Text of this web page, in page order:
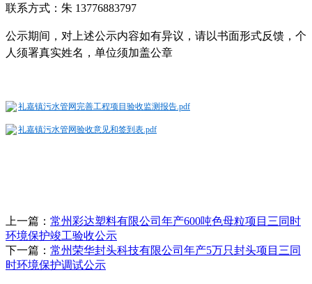
联系方式：朱 13776883797
公示期间，对上述公示内容如有异议，请以书面形式反馈，个
人须署真实姓名，单位须加盖公章
礼嘉镇污水管网完善工程项目验收监测报告.pdf
礼嘉镇污水管网验收意见和签到表.pdf
上一篇： 常州彩达塑料有限公司年产600吨色母粒项目三同时
环境保护竣工验收公示
下一篇： 常州荣华封头科技有限公司年产5万只封头项目三同
时环境保护调试公示